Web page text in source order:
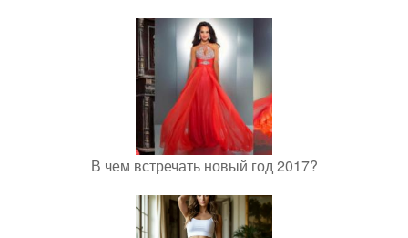
В чем встречать новый год 2017?